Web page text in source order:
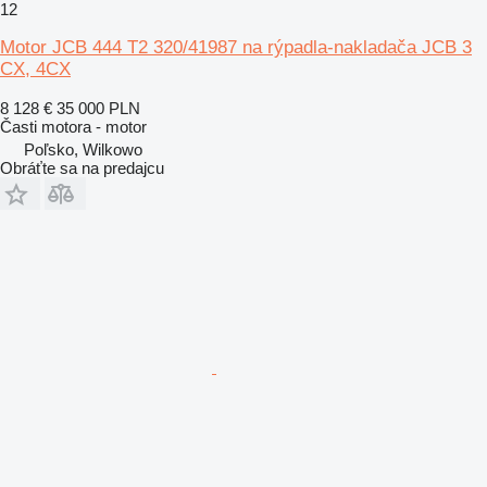
12
Motor JCB 444 T2 320/41987 na rýpadla-nakladača JCB 3
CX, 4CX
8 128 € 35 000 PLN
Časti motora - motor
Poľsko, Wilkowo
Obráťte sa na predajcu